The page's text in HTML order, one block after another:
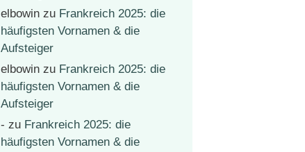
elbowin zu Frankreich 2025: die
häufigsten Vornamen & die
Aufsteiger
elbowin zu Frankreich 2025: die
häufigsten Vornamen & die
Aufsteiger
- zu Frankreich 2025: die
häufigsten Vornamen & die